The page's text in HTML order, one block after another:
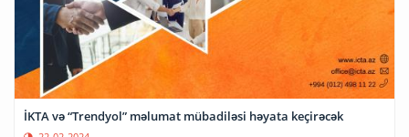
İKTA və “Trendyol” məlumat mübadiləsi həyata keçirəcək